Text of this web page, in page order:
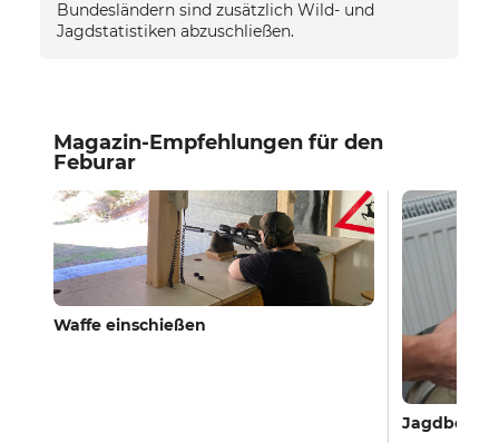
Bundesländern sind zusätzlich Wild- und
Jagdstatistiken abzuschließen.
Magazin-Empfehlungen für den
Feburar
Waffe einschießen